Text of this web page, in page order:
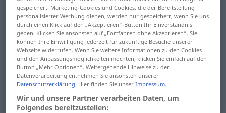
(Für mehr Details die Übersetzung anklicken/antippen)
ongle
onglem Fingernagel
gespeichert. Marketing-Cookies und Cookies, die der Bereitstellung
personalisierter Werbung dienen, werden nur gespeichert, wenn Sie uns
durch einen Klick auf den „Akzeptieren“-Button Ihr Einverständnis
geben. Klicken Sie ansonsten auf „Fortfahren ohne Akzeptieren“. Sie
können Ihre Einwilligung jederzeit für zukünftige Besuche unserer
Webseite widerrufen. Wenn Sie weitere Informationen zu den Cookies
und den Anpassungsmöglichkeiten möchten, klicken Sie einfach auf den
Button „Mehr Optionen“. Weitergehende Hinweise zu der
Datenverarbeitung entnehmen Sie ansonsten unserer
Datenschutzerklärung. Hier finden Sie unserImpressum.
Wir und unsere Partner verarbeiten Daten, um
Folgendes bereitzustellen: